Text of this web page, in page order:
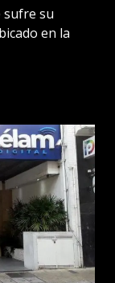
sufre su
en la